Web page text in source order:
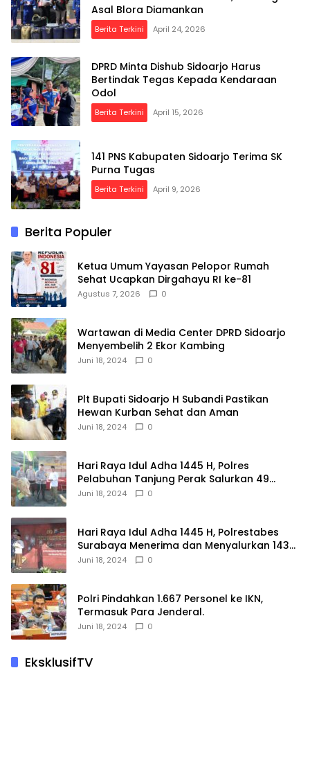
Asal Blora Diamankan
Berita Terkini April 24, 2026
DPRD Minta Dishub Sidoarjo Harus
Bertindak Tegas Kepada Kendaraan
Odol
Berita Terkini April 15, 2026
141 PNS Kabupaten Sidoarjo Terima SK
Purna Tugas
Berita Terkini April 9, 2026
Berita Populer
Ketua Umum Yayasan Pelopor Rumah
Sehat Ucapkan Dirgahayu RI ke-81
Agustus 7, 2026 0
Wartawan di Media Center DPRD Sidoarjo
Menyembelih 2 Ekor Kambing
Juni 18, 2024 0
Plt Bupati Sidoarjo H Subandi Pastikan
Hewan Kurban Sehat dan Aman
Juni 18, 2024 0
Hari Raya Idul Adha 1445 H, Polres
Pelabuhan Tanjung Perak Salurkan 49
Hewan Korban.
Juni 18, 2024 0
Hari Raya Idul Adha 1445 H, Polrestabes
Surabaya Menerima dan Menyalurkan 143
Hewan Kurban
Juni 18, 2024 0
Polri Pindahkan 1.667 Personel ke IKN,
Termasuk Para Jenderal.
Juni 18, 2024 0
EksklusifTV